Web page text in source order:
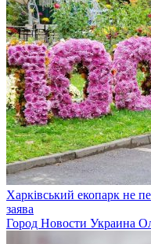
Харківський екопарк не
заява
Город Новости Украина